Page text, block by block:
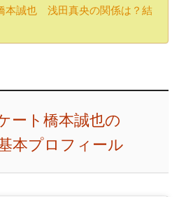
本誠也 浅田真央の関係は？結
ート橋本誠也の
本プロフィール